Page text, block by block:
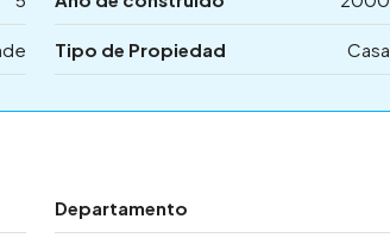
Tipo de Propiedad Casa
Departamento